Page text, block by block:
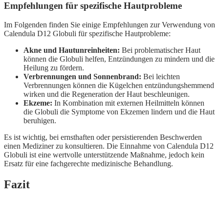
Empfehlungen für spezifische Hautprobleme
Im Folgenden finden Sie einige Empfehlungen zur Verwendung von
Calendula D12 Globuli für spezifische Hautprobleme:
Akne und Hautunreinheiten: Bei problematischer Haut
können die Globuli helfen, Entzündungen zu mindern und die
Heilung zu fördern.
Verbrennungen und Sonnenbrand: Bei leichten
Verbrennungen können die Kügelchen entzündungshemmend
wirken und die Regeneration der Haut beschleunigen.
Ekzeme: In Kombination mit externen Heilmitteln können
die Globuli die Symptome von Ekzemen lindern und die Haut
beruhigen.
Es ist wichtig, bei ernsthaften oder persistierenden Beschwerden
einen Mediziner zu konsultieren. Die Einnahme von Calendula D12
Globuli ist eine wertvolle unterstützende Maßnahme, jedoch kein
Ersatz für eine fachgerechte medizinische Behandlung.
Fazit